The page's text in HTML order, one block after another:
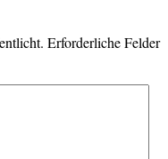
Erforderliche Felder